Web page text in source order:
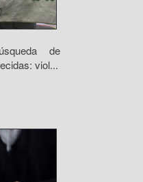
de
viol...